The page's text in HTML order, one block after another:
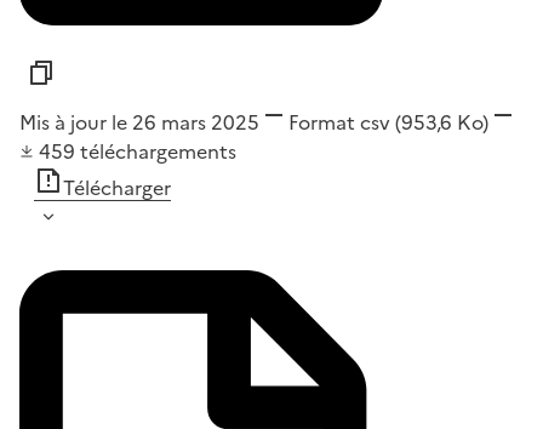
Mis à jour le 26 mars 2025 Format csv(953,6 Ko)
459 téléchargements
Télécharger